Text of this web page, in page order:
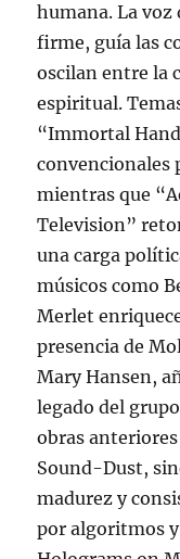
humana. La
firme, guía las
oscilan entre la
espiritual.
“Immortal
convencionales
mientras que
Television”
una carga
músicos como
Merlet
presencia de
Mary Hansen,
legado del
obras
Sound-Dust,
madurez y
por algoritmos